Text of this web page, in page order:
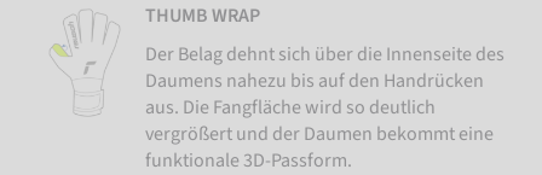
THUMB WRAP
Der Belag dehnt sich über die Innenseite des
Daumens nahezu bis auf den Handrücken
aus. Die Fangfläche wird so deutlich
vergrößert und der Daumen bekommt eine
funktionale 3D-Passform.